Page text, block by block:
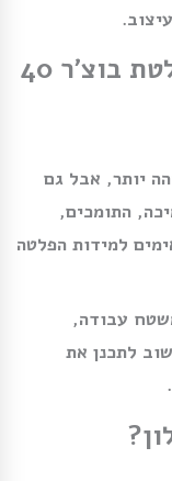
איך בוחרים שימוש נכון לפלטת בוצ׳ר 40
יותר, אבל גם
התומכים,
למידות הפלטה
עבודה,
לתכנן את